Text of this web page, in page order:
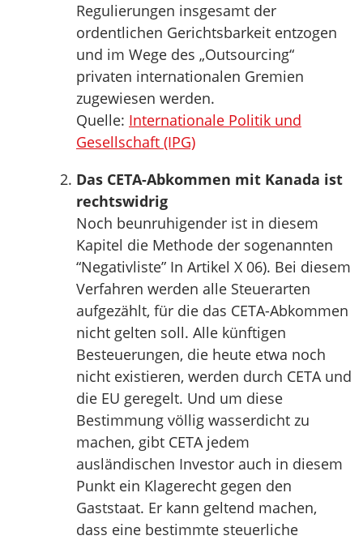
Regulierungen insgesamt der
ordentlichen Gerichtsbarkeit entzogen
und im Wege des „Outsourcing“
privaten internationalen Gremien
zugewiesen werden.
Quelle: Internationale Politik und
Gesellschaft (IPG)
Das CETA-Abkommen mit Kanada ist
rechtswidrig
Noch beunruhigender ist in diesem
Kapitel die Methode der sogenannten
“Negativliste” In Artikel X 06). Bei diesem
Verfahren werden alle Steuerarten
aufgezählt, für die das CETA-Abkommen
nicht gelten soll. Alle künftigen
Besteuerungen, die heute etwa noch
nicht existieren, werden durch CETA und
die EU geregelt. Und um diese
Bestimmung völlig wasserdicht zu
machen, gibt CETA jedem
ausländischen Investor auch in diesem
Punkt ein Klagerecht gegen den
Gaststaat. Er kann geltend machen,
dass eine bestimmte steuerliche